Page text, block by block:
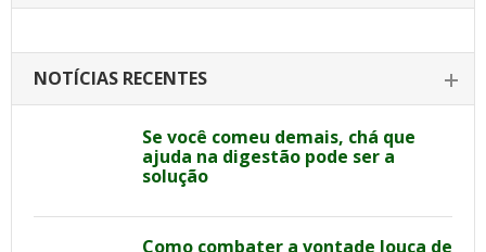
NOTÍCIAS RECENTES
Se você comeu demais, chá que
ajuda na digestão pode ser a
solução
Como combater a vontade louca de